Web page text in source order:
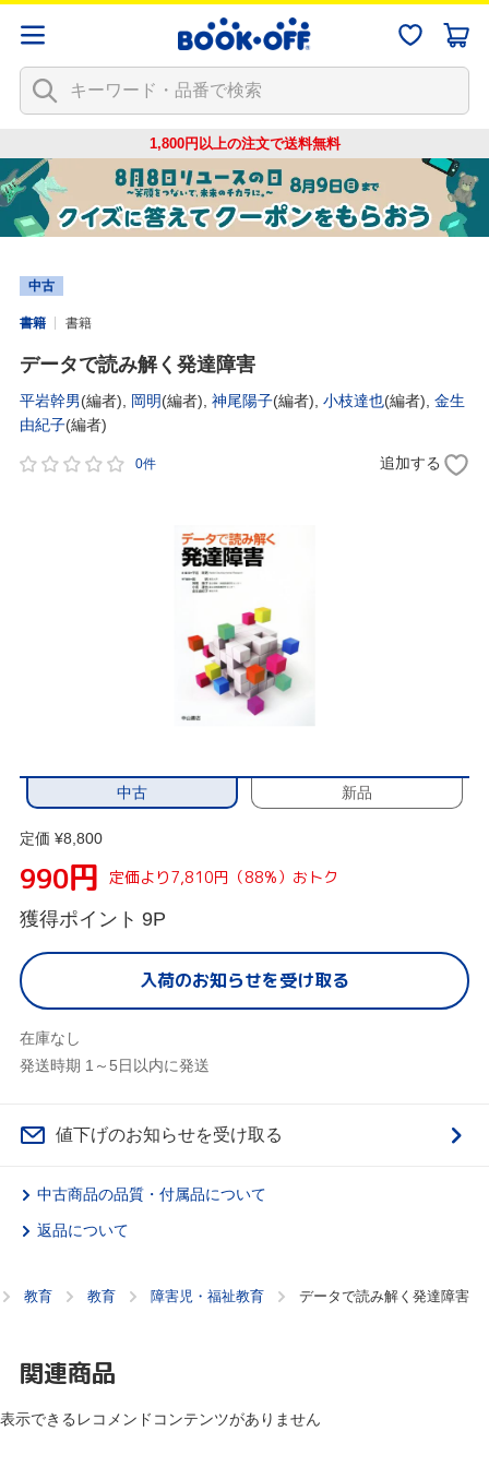
1,800円以上の注文で送料無料
中古
書籍 書籍
データで読み解く発達障害
平岩幹男(編者), 岡明(編者), 神尾陽子(編者), 小枝達也(編者), 金生
由紀子(編者)
0件 追加する
中古 新品
定価 ¥8,800
990円 定価より7,810円（88%）おトク
獲得ポイント 9P
入荷のお知らせを受け取る
在庫なし
発送時期 1～5日以内に発送
値下げのお知らせを受け取る
中古商品の品質・付属品について
返品について
教育 教育 障害児・福祉教育 データで読み解く発達障害
関連商品
表示できるレコメンドコンテンツがありません